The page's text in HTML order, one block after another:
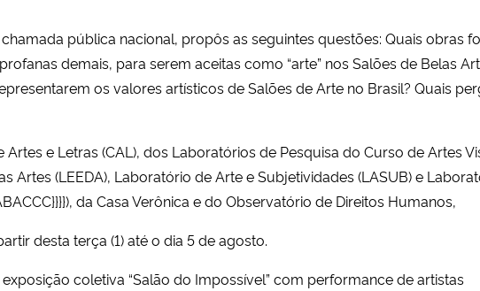
pública nacional, propôs as seguintes questões: Quais obras
demais, para serem aceitas como “arte” nos Salões de Belas
os valores artísticos de Salões de Arte no Brasil? Quais
Artes e Letras (CAL), dos Laboratórios de Pesquisa do Curso de Artes
Artes (LEEDA), Laboratório de Arte e Subjetividades (LASUB) e
da Casa Verônica e do Observatório de Direitos Humanos,
desta terça (1) até o dia 5 de agosto.
coletiva “Salão do Impossível” com performance de artistas